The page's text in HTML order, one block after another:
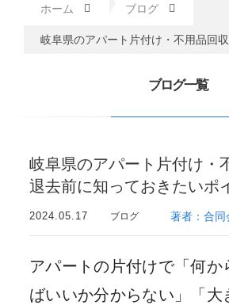
ホーム ブログ
岐阜県のアパート片付け・不用品回
ブログ一覧
岐阜県のアパート片付け・
退去前に知っておきたいポ
2024.05.17 ブログ 著者：合同
アパートの片付けで「何か
ばいいか分からない」「大